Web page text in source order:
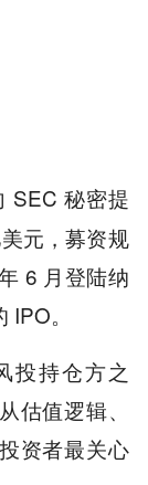
SEC 秘密提
元，募资规
6 月登陆纳
。
投持仓方之
估值逻辑、
资者最关心